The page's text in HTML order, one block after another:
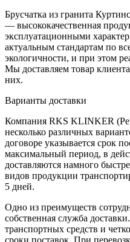
Брусчатка из гранита
— высококачественная
эксплуатационными
актуальным стандартам по
экологичности, и при этом
Мы доставляем товар
них.
Варианты доставки
Компания RKS KLINKER
несколько различных
договоре указывается срок
максимальный период, в
доставляются намного
видов продукции
5 дней.
Одно из преимуществ
собственная служба
транспортных средств и